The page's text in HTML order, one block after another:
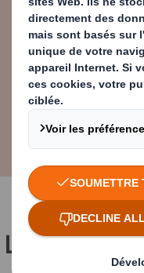
Tom
Directeur du
stratégique
Le défi